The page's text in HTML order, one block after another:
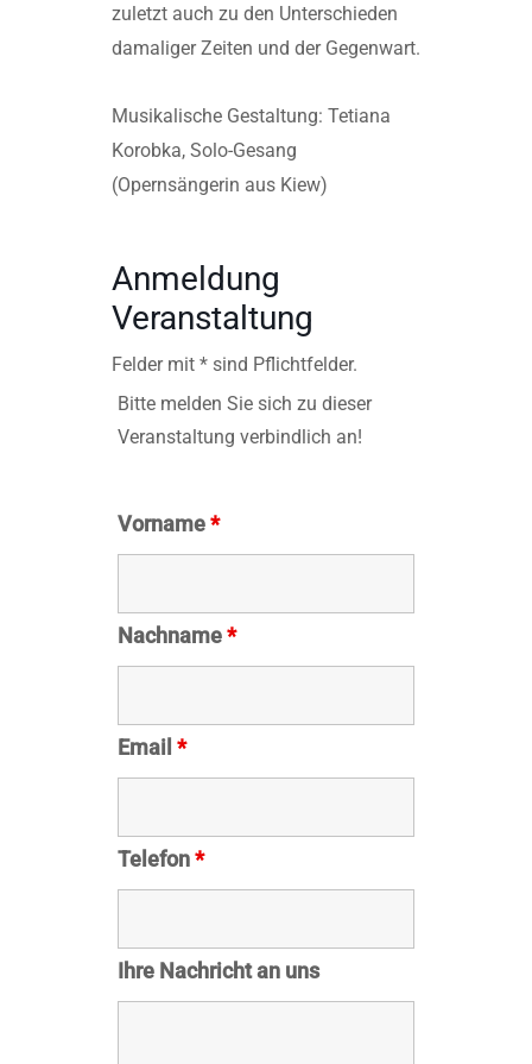
zuletzt auch zu den Unterschieden
damaliger Zeiten und der Gegenwart.
Musikalische Gestaltung: Tetiana
Korobka, Solo-Gesang
(Opernsängerin aus Kiew)
Anmeldung
Veranstaltung
Felder mit * sind Pflichtfelder.
Bitte melden Sie sich zu dieser
Veranstaltung verbindlich an!
Vorname*
Nachname*
Email *
Telefon*
Ihre Nachricht an uns